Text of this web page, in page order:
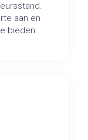
aan en
bieden.